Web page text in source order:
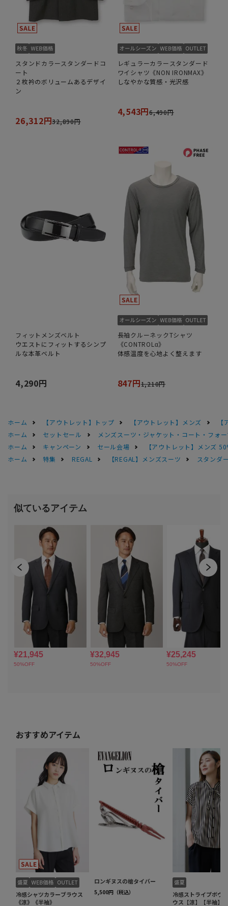
スタンドカラースタンダードコ
ート
２枚衿のボリュームあるデザイ
ン
26,312円32,890円
レギュラーカラースタンダード
ワイシャツ《NON IRONMAX》
しなやかな質感・光沢感
4,543円6,490円
フィットメンズベルト
ウエストにフィットするシンプ
ルな本革ベルト
4,290円
長袖クルーネックTシャツ
《CONTROLα》
体感温度を心地よく整えます
847円1,210円
ホーム 【アウトレット】トップ 【アウトレット】メンズ
ホーム
セットセール
メンズスーツ・ジャケット・コート・フォ
ホーム
キャンペーン セール会場
【アウトレット】メンズ
ホーム
特集 REGAL 【REGAL】メンズスーツ スタンダ